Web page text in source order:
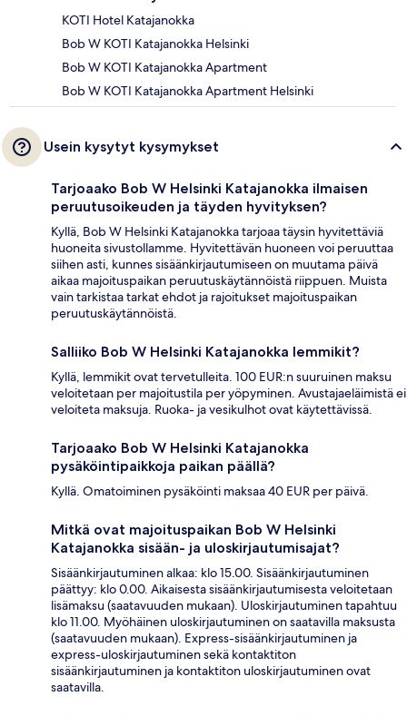
KOTI Hotel Katajanokka
Bob W KOTI Katajanokka Helsinki
Bob W KOTI Katajanokka Apartment
Bob W KOTI Katajanokka Apartment Helsinki
Usein kysytyt kysymykset
Tarjoaako Bob W Helsinki Katajanokka ilmaisen
peruutusoikeuden ja täyden hyvityksen?
Kyllä, Bob W Helsinki Katajanokka tarjoaa täysin hyvitettäviä
huoneita sivustollamme. Hyvitettävän huoneen voi peruuttaa
siihen asti, kunnes sisäänkirjautumiseen on muutama päivä
aikaa majoituspaikan peruutuskäytännöistä riippuen. Muista
vain tarkistaa tarkat ehdot ja rajoitukset majoituspaikan
peruutuskäytännöistä.
Salliiko Bob W Helsinki Katajanokka lemmikit?
Kyllä, lemmikit ovat tervetulleita. 100 EUR:n suuruinen maksu
veloitetaan per majoitustila per yöpyminen. Avustajaeläimistä ei
veloiteta maksuja. Ruoka- ja vesikulhot ovat käytettävissä.
Tarjoaako Bob W Helsinki Katajanokka
pysäköintipaikkoja paikan päällä?
Kyllä. Omatoiminen pysäköinti maksaa 40 EUR per päivä.
Mitkä ovat majoituspaikan Bob W Helsinki
Katajanokka sisään- ja uloskirjautumisajat?
Sisäänkirjautuminen alkaa: klo 15.00. Sisäänkirjautuminen
päättyy: klo 0.00. Aikaisesta sisäänkirjautumisesta veloitetaan
lisämaksu (saatavuuden mukaan). Uloskirjautuminen tapahtuu
klo 11.00. Myöhäinen uloskirjautuminen on saatavilla maksusta
(saatavuuden mukaan). Express-sisäänkirjautuminen ja
express-uloskirjautuminen sekä kontaktiton
sisäänkirjautuminen ja kontaktiton uloskirjautuminen ovat
saatavilla.